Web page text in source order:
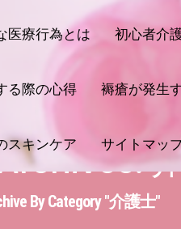
医療行為とは 初心者介
る際の心得 褥瘡が発生
スキンケア サイトマッ
By Category "介護士"